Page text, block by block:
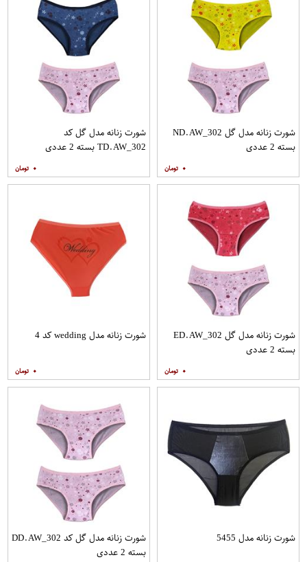
شورت زنانه مدل گل ND.AW_302
بسته 2 عددی
۰
شورت زنانه مدل گل کد
TD.AW_302 بسته 2 عددی
۰
شورت زنانه مدل گل ED.AW_302
بسته 2 عددی
۰
شورت زنانه مدل wedding کد 4
۰
شورت زنانه مدل 5455
شورت زنانه مدل گل کد DD.AW_302
بسته 2 عددی